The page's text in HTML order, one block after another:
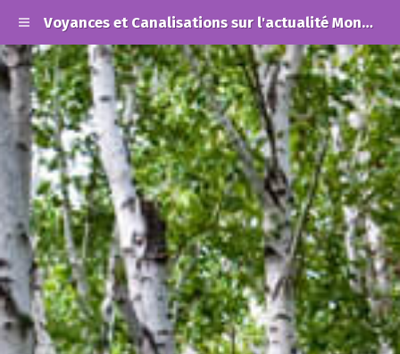
Voyances et Canalisations sur l'actualité Mondiale et les Alertes